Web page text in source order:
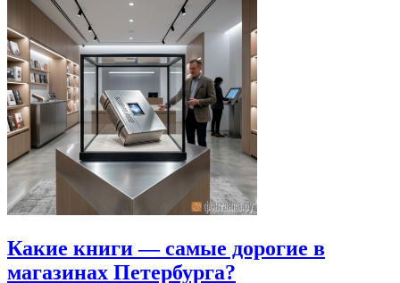
Какие книги — самые дорогие в
магазинах Петербурга?